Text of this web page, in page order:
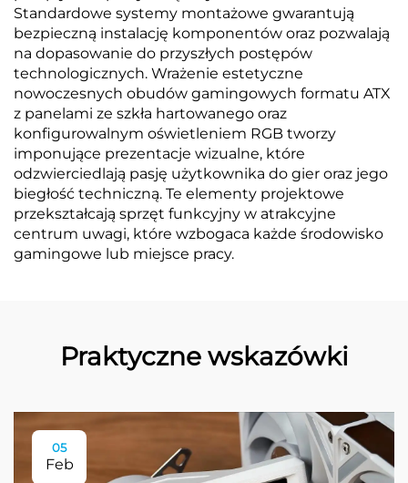
Standardowe systemy montażowe gwarantują
bezpieczną instalację komponentów oraz pozwalają
na dopasowanie do przyszłych postępów
technologicznych. Wrażenie estetyczne
nowoczesnych obudów gamingowych formatu ATX
z panelami ze szkła hartowanego oraz
konfigurowalnym oświetleniem RGB tworzy
imponujące prezentacje wizualne, które
odzwierciedlają pasję użytkownika do gier oraz jego
biegłość techniczną. Te elementy projektowe
przekształcają sprzęt funkcyjny w atrakcyjne
centrum uwagi, które wzbogaca każde środowisko
gamingowe lub miejsce pracy.
Praktyczne wskazówki
05
Feb